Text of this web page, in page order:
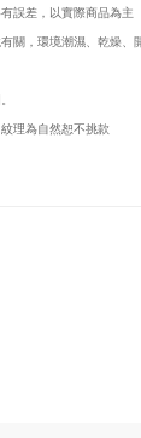
誤差，以實際商品為主
關，環境潮濕、乾燥、
理為自然恕不挑款